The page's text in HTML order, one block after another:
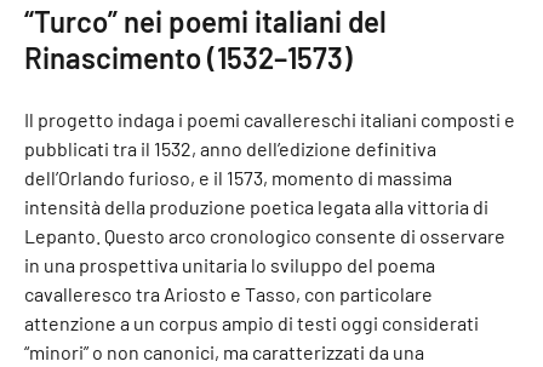
“Turco” nei poemi italiani del
Rinascimento (1532–1573)
Il progetto indaga i poemi cavallereschi italiani composti e
pubblicati tra il 1532, anno dell’edizione definitiva
dell’Orlando furioso, e il 1573, momento di massima
intensità della produzione poetica legata alla vittoria di
Lepanto. Questo arco cronologico consente di osservare
in una prospettiva unitaria lo sviluppo del poema
cavalleresco tra Ariosto e Tasso, con particolare
attenzione a un corpus ampio di testi oggi considerati
“minori” o non canonici, ma caratterizzati da una